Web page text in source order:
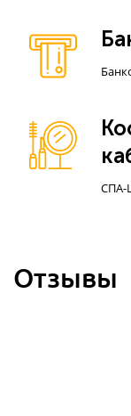
СПА-
Отзывы